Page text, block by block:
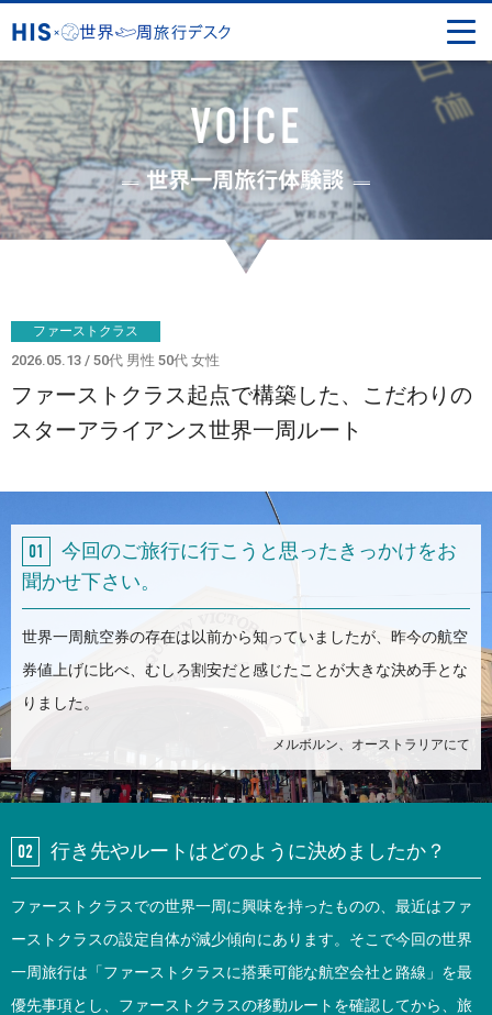
ファーストクラス
2026.05.13 50代 男性 50代 女性
ファーストクラス起点で構築した、こだわりの
スターアライアンス世界一周ルート
今回のご旅行に行こうと思ったきっかけをお
聞かせ下さい。
世界一周航空券の存在は以前から知っていましたが、昨今の航空
券値上げに比べ、むしろ割安だと感じたことが大きな決め手とな
りました。
メルボルン、オーストラリアにて
行き先やルートはどのように決めましたか？
ファーストクラスでの世界一周に興味を持ったものの、最近はファ
ーストクラスの設定自体が減少傾向にあります。そこで今回の世界
一周旅行は「ファーストクラスに搭乗可能な航空会社と路線」を最
優先事項とし、ファーストクラスの移動ルートを確認してから、旅